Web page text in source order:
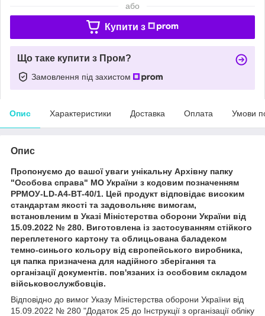
або
Купити з
Що таке купити з Пром?
Замовлення під захистом
Опис Характеристики Доставка Оплата Умови
Опис
Пропонуємо до вашої уваги унікальну Архівну папку
"Особова справа" МО України з кодовим позначенням
PPMOУ-LD-A4-BT-40/1. Цей продукт відповідає високим
стандартам якості та задовольняє вимогам,
встановленим в Указі Міністерства оборони України від
15.09.2022 № 280. Виготовлена із застосуванням стійкого
переплетеного картону та облицьована баладеком
темно-синього кольору від європейського виробника,
ця папка призначена для надійного зберігання та
організації документів. пов'язаних із особовим складом
військовослужбовців.
Відповідно до вимог Указу Міністерства оборони України від
15.09.2022 № 280 "Додаток 25 до Інструкції з організації обліку